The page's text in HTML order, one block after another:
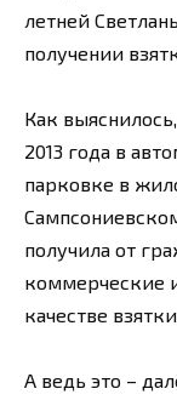
летней
получении
Как
2013 года в
парковке в
получила от
коммерческие
качестве
А ведь это –